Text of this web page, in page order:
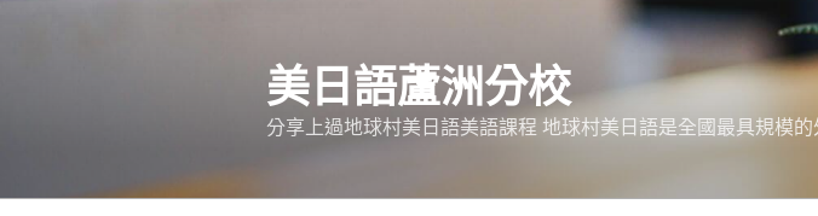
美日語蘆洲分校
分享上過地球村美日語美語課程 地球村美日語是全國最具規模